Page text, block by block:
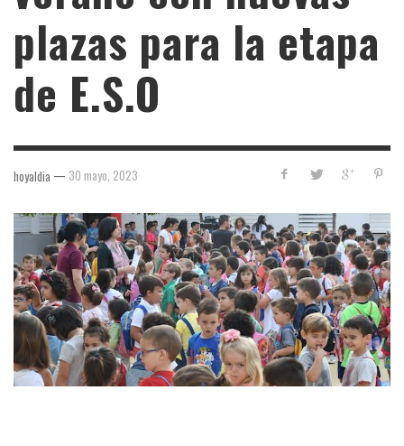
plazas para la etapa
de E.S.O
hoyaldia — 30 mayo, 2023